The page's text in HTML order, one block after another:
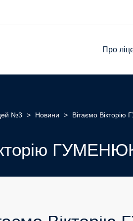
Про
№3 > Новини > Вітаємо